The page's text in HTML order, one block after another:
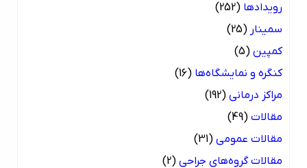
رویدادها (252)
سمینار (25)
کمپین (5)
کنگره و نمایشگاه‌ها (16)
مراکز درمانی (192)
مقالات (49)
مقالات عمومی (31)
مقالات گروه‌های جراحی (2)